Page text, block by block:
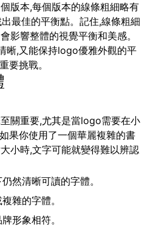
版本,每個版本的線條粗細略有
最佳的平衡點。記住,線條粗細
影響整體的視覺平衡和美感。
晰,又能保持logo優雅外觀的平
要挑戰。
關重要,尤其是當logo需要在小
果你使用了一個華麗複雜的書
小時,文字可能就變得難以辨認
然清晰可讀的字體。
雜的字體。
形象相符。